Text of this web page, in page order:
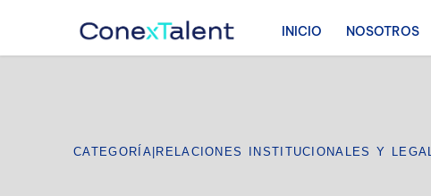
INICIO NOSOTROS
CATEGORÍA|RELACIONES INSTITUCIONALES Y LEGAL